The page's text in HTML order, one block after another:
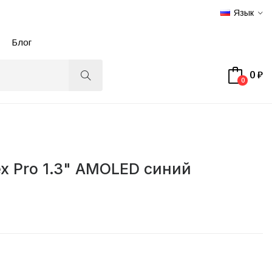
Язык
Блог
0 0 ₽
1.3" AMOLED синий